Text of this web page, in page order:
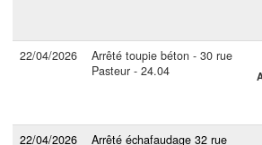
22/04/2026
Arrêté toupie béton - 30 rue
Pasteur - 24.04
22/04/2026
Arrêté échafaudage 32 rue